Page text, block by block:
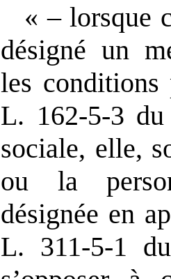
« – lorsque
désigné un
les conditions
L. 162‑5‑3
sociale, elle,
ou la
désignée en
L. 311‑5‑1